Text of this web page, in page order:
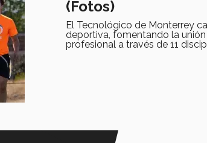
(Fotos)
El Tecnológico de Monterrey
deportiva, fomentando la
profesional a través de 11